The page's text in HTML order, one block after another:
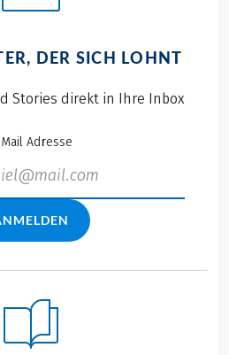
DER SICH LOHNT
Stories direkt in Ihre Inbox
Adresse